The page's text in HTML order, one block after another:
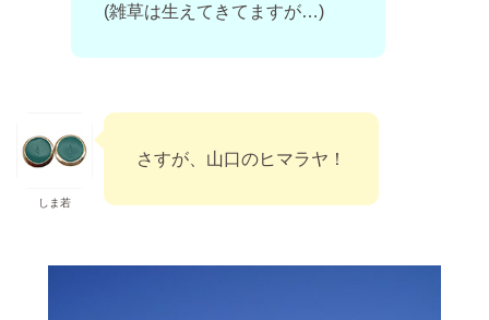
(雑草は生えてきてますが…)
しま若
さすが、山口のヒマラヤ！